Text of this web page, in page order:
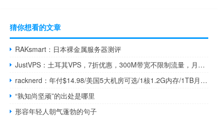
猜你想看的文章
RAKsmart：日本裸金属服务器测评
JustVPS：土耳其VPS，7折优惠，300M带宽不限制流量，月付$1.54起
racknerd：年付$14.98/美国5大机房可选/1核1.2G内存/1TB月流量
“孰知尚坚顽”的出处是哪里
形容年轻人朝气蓬勃的句子